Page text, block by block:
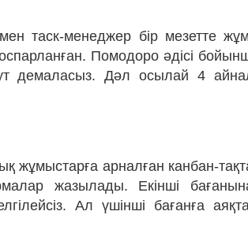
таск-менеджер бір мезетте
Помодоро әдісі
демаласыз. Дәл осылай 4
жұмыстарға арналған канбан-
жазылады. Екінші
Ал үшінші бағанға